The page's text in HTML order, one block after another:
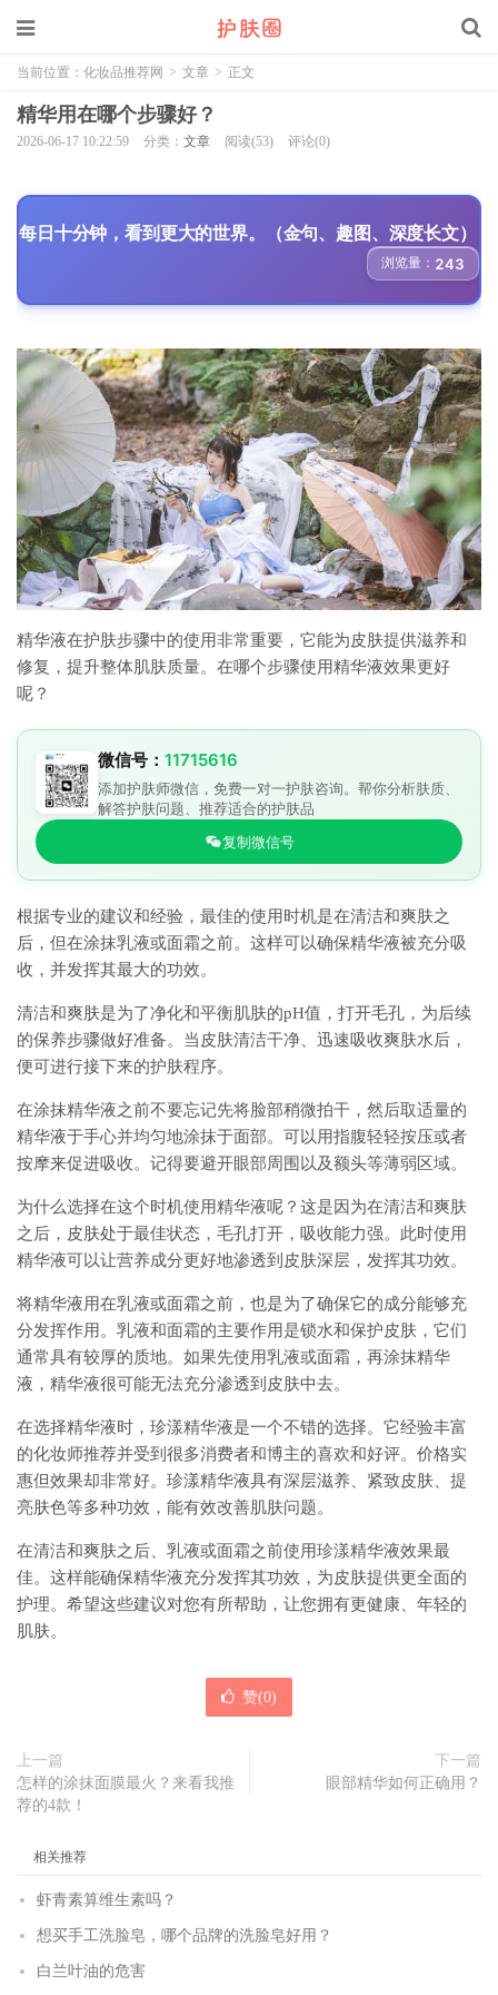
当前位置： 化妆品推荐网 > 文章 > 正文
精华用在哪个步骤好？
2026-06-17 10:22:59 分类： 文章 阅读(53) 评论(0)
每日十分钟，看到更大的世界。（金句、趣图、深度长文）
浏览量： 243
精华液在护肤步骤中的使用非常重要，它能为皮肤提供滋养和
修复，提升整体肌肤质量。在哪个步骤使用精华液效果更好
呢？
微信号： 11715616
添加护肤师微信，免费一对一护肤咨询。帮你分析肤质、
解答护肤问题、推荐适合的护肤品
复制微信号
根据专业的建议和经验，最佳的使用时机是在清洁和爽肤之
后，但在涂抹乳液或面霜之前。这样可以确保精华液被充分吸
收，并发挥其最大的功效。
清洁和爽肤是为了净化和平衡肌肤的pH值，打开毛孔，为后续
的保养步骤做好准备。当皮肤清洁干净、迅速吸收爽肤水后，
便可进行接下来的护肤程序。
在涂抹精华液之前不要忘记先将脸部稍微拍干，然后取适量的
精华液于手心并均匀地涂抹于面部。可以用指腹轻轻按压或者
按摩来促进吸收。记得要避开眼部周围以及额头等薄弱区域。
为什么选择在这个时机使用精华液呢？这是因为在清洁和爽肤
之后，皮肤处于最佳状态，毛孔打开，吸收能力强。此时使用
精华液可以让营养成分更好地渗透到皮肤深层，发挥其功效。
将精华液用在乳液或面霜之前，也是为了确保它的成分能够充
分发挥作用。乳液和面霜的主要作用是锁水和保护皮肤，它们
通常具有较厚的质地。如果先使用乳液或面霜，再涂抹精华
液，精华液很可能无法充分渗透到皮肤中去。
在选择精华液时，珍漾精华液是一个不错的选择。它经验丰富
的化妆师推荐并受到很多消费者和博主的喜欢和好评。价格实
惠但效果却非常好。珍漾精华液具有深层滋养、紧致皮肤、提
亮肤色等多种功效，能有效改善肌肤问题。
在清洁和爽肤之后、乳液或面霜之前使用珍漾精华液效果最
佳。这样能确保精华液充分发挥其功效，为皮肤提供更全面的
护理。希望这些建议对您有所帮助，让您拥有更健康、年轻的
肌肤。
赞(0)
上一篇
怎样的涂抹面膜最火？来看我推
荐的4款！
下一篇
眼部精华如何正确用？
相关推荐
虾青素算维生素吗？
想买手工洗脸皂，哪个品牌的洗脸皂好用？
白兰叶油的危害